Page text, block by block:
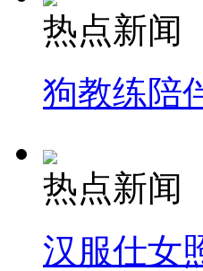
热点新闻
狗教练陪
热点新闻
汉服仕女